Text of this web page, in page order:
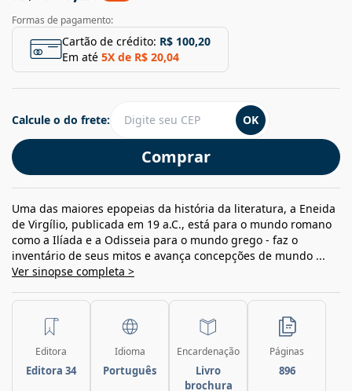
Formas de pagamento:
Cartão de crédito: R$ 100,20
Em até 5X de R$ 20,04
Comprar
Calcule o do frete: OK
Uma das maiores epopeias da história da literatura, a Eneida
de Virgílio, publicada em 19 a.C., está para o mundo romano
como a Ilíada e a Odisseia para o mundo grego - faz o
inventário de seus mitos e avança concepções de mundo ...
Ver sinopse completa >
Editora
Editora 34
Idioma
Português
Encardenação
Livro
brochura
Páginas
896